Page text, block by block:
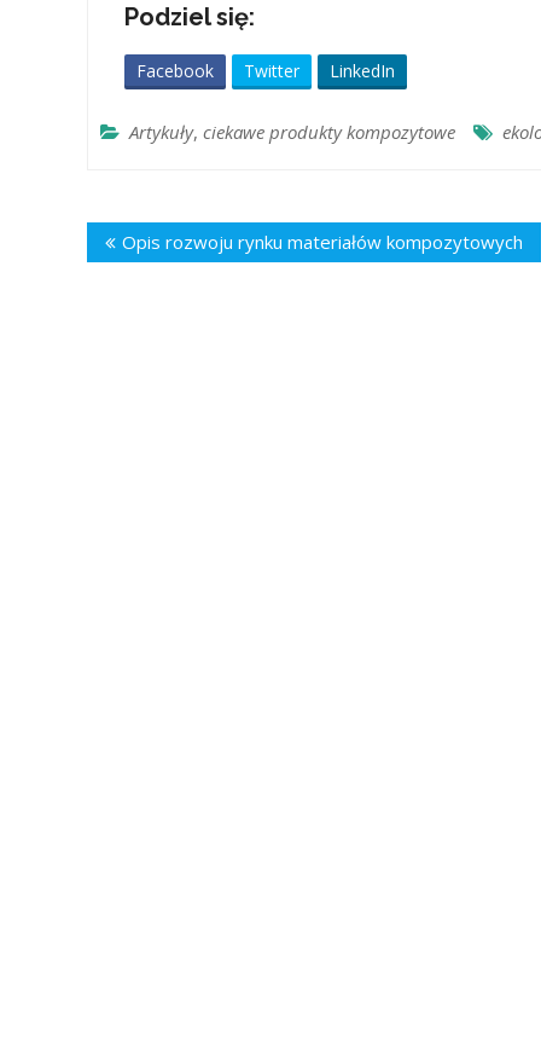
Podziel się:
Facebook Twitter LinkedIn
Artykuły, ciekawe produkty kompozytowe
Nawigacja
wpisu
Opis rozwoju rynku materiałów kompozytowych